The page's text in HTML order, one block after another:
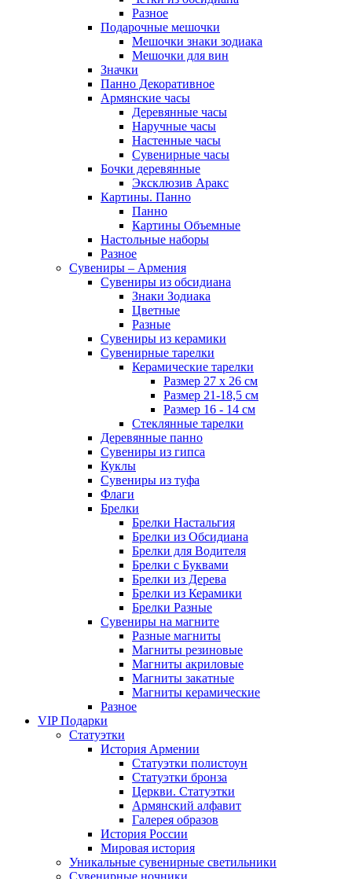
Разное
Подарочные мешочки
Мешочки знаки зодиака
Мешочки для вин
Значки
Панно Декоративное
Армянские часы
Деревянные часы
Наручные часы
Настенные часы
Сувенирные часы
Бочки деревянные
Эксклюзив Аракс
Картины. Панно
Панно
Картины Объемные
Настольные наборы
Разное
Сувениры – Армения
Сувениры из обсидиана
Знаки Зодиака
Цветные
Разные
Сувениры из керамики
Сувенирные тарелки
Керамические тарелки
Размер 27 х 26 см
Размер 21-18,5 см
Размер 16 - 14 см
Стеклянные тарелки
Деревянные панно
Сувениры из гипса
Куклы
Сувениры из туфа
Флаги
Брелки
Брелки Настальгия
Брелки из Обсидиана
Брелки для Водителя
Брелки с Буквами
Брелки из Дерева
Брелки из Керамики
Брелки Разные
Сувениры на магните
Разные магниты
Магниты резиновые
Магниты акриловые
Магниты закатные
Магниты керамические
Разное
VIP Подарки
Статуэтки
История Армении
Статуэтки полистоун
Статуэтки бронза
Церкви. Статуэтки
Армянский алфавит
Галерея образов
История России
Мировая история
Уникальные сувенирные светильники
Сувенирные ночники